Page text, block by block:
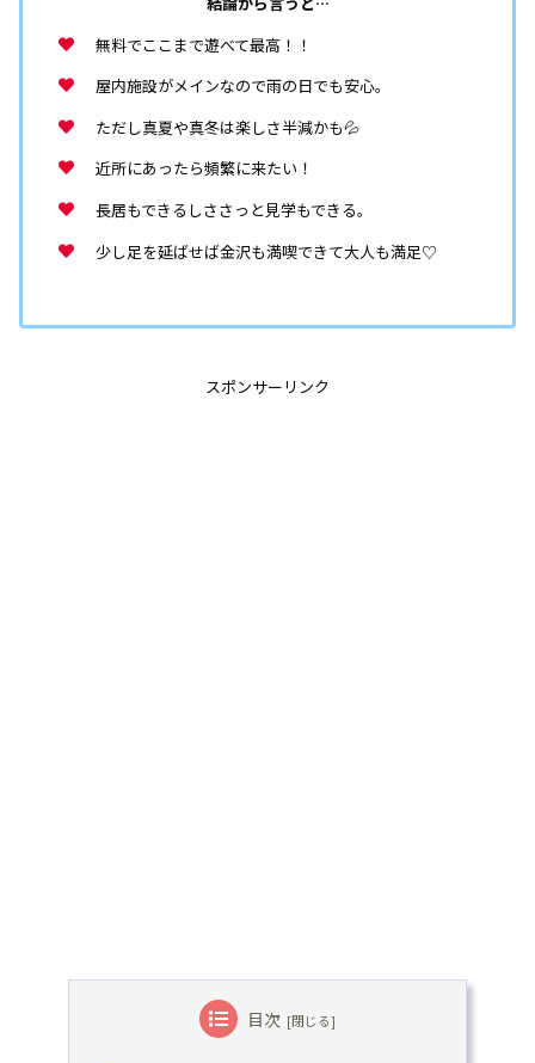
無料でここまで遊べて最高！！
屋内施設がメインなので雨の日でも安心。
ただし真夏や真冬は楽しさ半減かも💦
近所にあったら頻繁に来たい！
長居もできるしささっと見学もできる。
少し足を延ばせば金沢も満喫できて大人も満足♡
スポンサーリンク
目次